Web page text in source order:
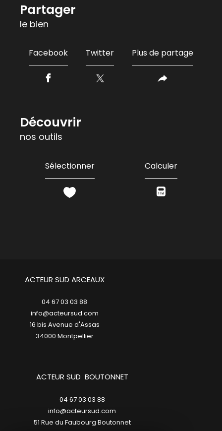
partager
le bien
Facebook Twitter Plus de partage
découvrir
nos outils
Sélectionner Calculer
ACTEUR SUD ARCEAUX
04 67 03 03 88
info@acteursud.com
16 bis Avenue d'Assas
34000
montpellier
ACTEUR SUD BOUTONNET
04 67 03 03 88
info@acteursud.com
51 Rue du Faubourg Boutonnet